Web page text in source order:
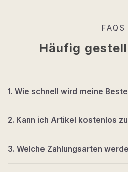
FAQS
Häufig
1. Wie schnell wird meine
2. Kann ich Artikel kostenlos
3. Welche Zahlungsarten